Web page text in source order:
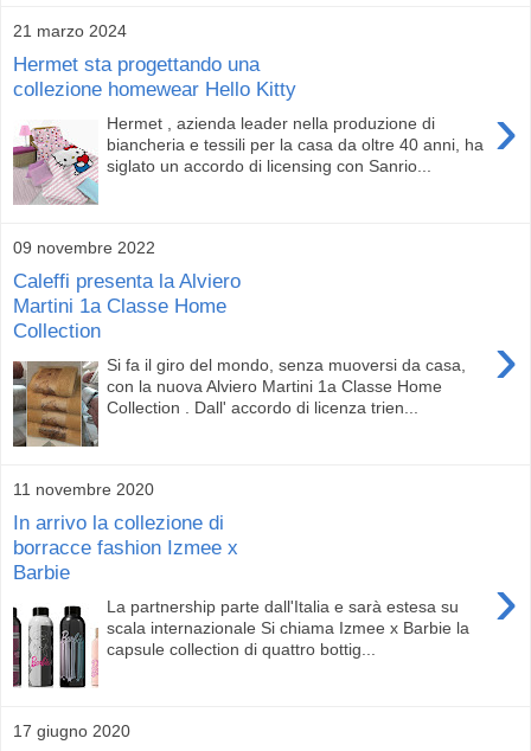
21 marzo 2024
Hermet sta progettando una
collezione homewear Hello Kitty
›
Hermet , azienda leader nella produzione di
biancheria e tessili per la casa da oltre 40 anni, ha
siglato un accordo di licensing con Sanrio...
09 novembre 2022
Caleffi presenta la Alviero
Martini 1a Classe Home
Collection
›
Si fa il giro del mondo, senza muoversi da casa,
con la nuova Alviero Martini 1a Classe Home
Collection . Dall' accordo di licenza trien...
11 novembre 2020
In arrivo la collezione di
borracce fashion Izmee x
Barbie
›
La partnership parte dall'Italia e sarà estesa su
scala internazionale Si chiama Izmee x Barbie la
capsule collection di quattro bottig...
17 giugno 2020